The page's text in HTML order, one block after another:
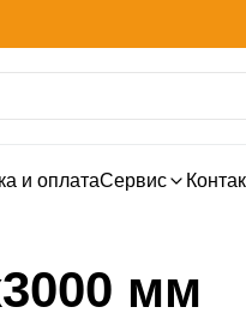
и оплатаСервис
мм